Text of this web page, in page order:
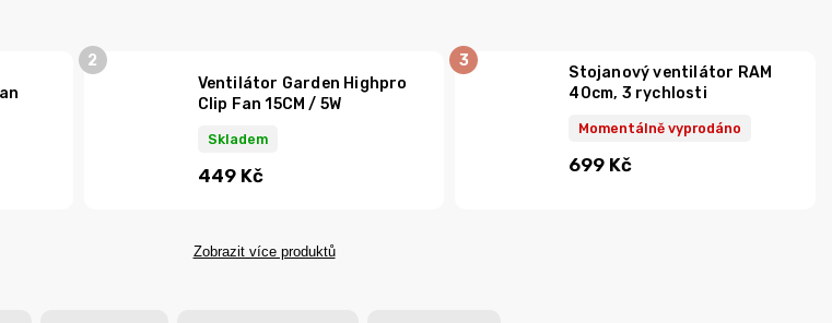
Ventilátor Garden Highpro
Clip Fan 15CM / 5W
Skladem
449 Kč
Stojanový ventilátor RAM
40cm, 3 rychlosti
Momentálně vyprodáno
699 Kč
Zobrazit více produktů